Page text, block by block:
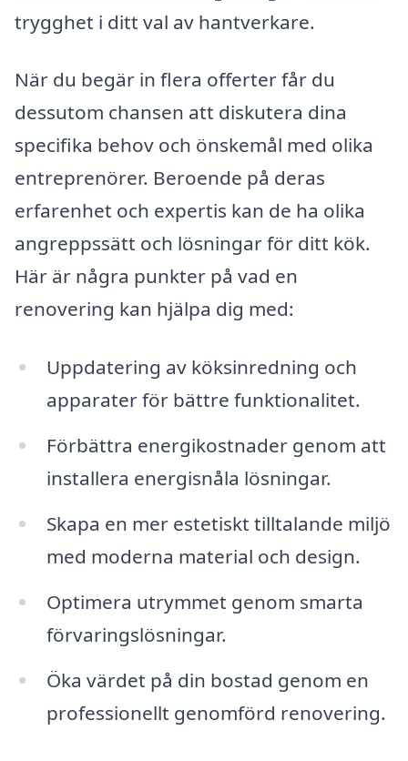
trygghet i ditt val av hantverkare.
När du begär in flera offerter får du
dessutom chansen att diskutera dina
specifika behov och önskemål med olika
entreprenörer. Beroende på deras
erfarenhet och expertis kan de ha olika
angreppssätt och lösningar för ditt kök.
Här är några punkter på vad en
renovering kan hjälpa dig med:
Uppdatering av köksinredning och
apparater för bättre funktionalitet.
Förbättra energikostnader genom att
installera energisnåla lösningar.
Skapa en mer estetiskt tilltalande miljö
med moderna material och design.
Optimera utrymmet genom smarta
förvaringslösningar.
Öka värdet på din bostad genom en
professionellt genomförd renovering.